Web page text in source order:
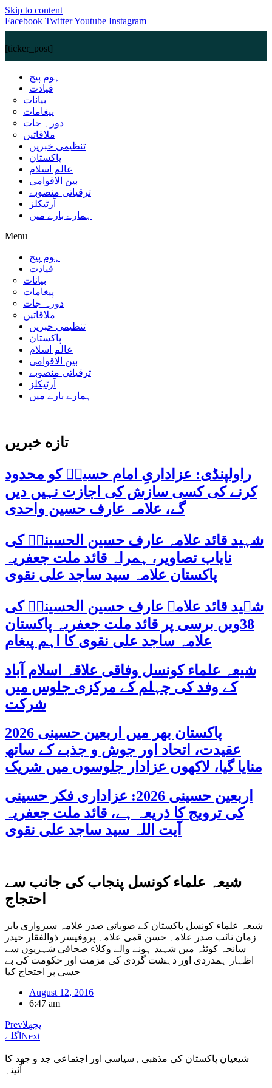
Skip to content
Facebook TwitterYoutube Instagram
[ticker_post]
ہوم پیج
قیادت
بیانات
پیغامات
دورہ جات
ملاقاتیں
تنظیمی خبریں
پاکستان
عالم اسلام
بین الاقوامی
ترقیاتی منصوبے
آرٹیکلز
ہمارے بارے میں
Menu
ہوم پیج
قیادت
بیانات
پیغامات
دورہ جات
ملاقاتیں
تنظیمی خبریں
پاکستان
عالم اسلام
بین الاقوامی
ترقیاتی منصوبے
آرٹیکلز
ہمارے بارے میں
تازه خبریں
راولپنڈی: عزاداریِ امام حسینؑ کو محدود
کرنے کی کسی سازش کی اجازت نہیں دیں
گے، علامہ عارف حسین واحدی
شہید قائد علامہ عارف حسین الحسینیؒ کی
نایاب تصاویر، ہمراہ قائد ملت جعفریہ
پاکستان علامہ سید ساجد علی نقوی
شہید قائد علامہ عارف حسین الحسینیؒ کی
38ویں برسی پر قائد ملت جعفریہ پاکستان
علامہ ساجد علی نقوی کا اہم پیغام
شیعہ علماء کونسل وفاقی علاقہ اسلام آباد
کے وفد کی چہلم کے مرکزی جلوس میں
شرکت
پاکستان بھر میں اربعین حسینی 2026
عقیدت، اتحاد اور جوش و جذبے کے ساتھ
منایا گیا، لاکھوں عزادار جلوسوں میں شریک
اربعین حسینی 2026: عزاداری فکر حسینی
کی ترویج کا ذریعہ ہے، قائد ملت جعفریہ
آیت اللہ سید ساجد علی نقوی
شیعہ علماء کونسل پنجاب کی جانب سے
احتجاج
شیعہ علماء کونسل پاکستان کے صوبائی صدر علامہ سبزواری بابر
زمان نائب صدر علامہ حسن قمی علامہ پروفیسر ذوالفقار حیدر
سانحہ کوئٹہ میں شہید ہونے والے وکلاء صحافی شہریوں سے
اظہار ہمدردی اور دہشت گردی کی مزمت اور حکومت کی بے
حسی پر احتجاج کیا
August 12, 2016
6:47 am
Prevپچھلا
اگلے Next
شیعیان پاکستان کی مذهبی , سیاسی اور اجتماعی جد و جهد کا
آئینہ